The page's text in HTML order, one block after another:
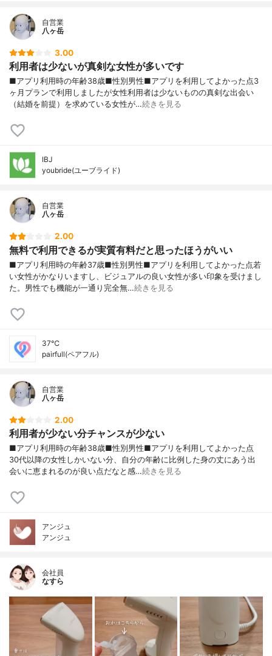
自営業
八ヶ岳
3.00
利用者は少ないが真剣な女性が多いです
■アプリ利用時の年齢38歳■性別男性■アプリを利用してよかった点3
ヶ月プランで利用しましたが女性利用者は少ないものの真剣な出会い
（結婚を前提）を求めている女性が…続きを見る
IBJ
youbride(ユーブライド)
自営業
八ヶ岳
2.00
無料で利用できるが実質有料だと思ったほうがいい
■アプリ利用時の年齢37歳■性別男性■アプリを利用してよかった点若
い女性がかなりいますし、ビジュアルの良い女性が多い印象を受けまし
た。男性でも機能が一通り完全無…続きを見る
37℃
pairfull(ペアフル)
自営業
八ヶ岳
2.00
利用者が少ない分チャンスが少ない
■アプリ利用時の年齢38歳■性別男性■アプリを利用してよかった点
30代以降の女性しかいない分、自分の年齢に比例した身の丈にあう出
会いに恵まれるのが良い点だなと感…続きを見る
アンジュ
アンジュ
会社員
なすら